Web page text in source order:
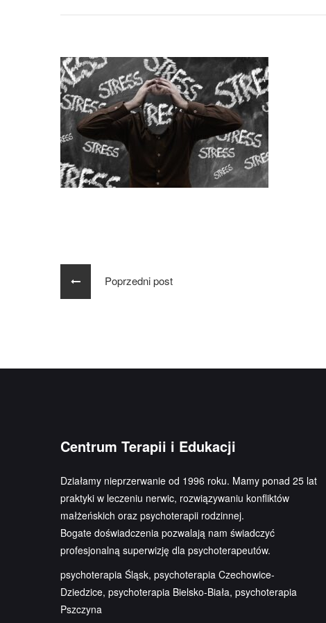
Poprzedni post
Centrum Terapii i Edukacji
Działamy nieprzerwanie od 1996 roku. Mamy ponad 25 lat
praktyki w leczeniu nerwic, rozwiązywaniu konfliktów
małżeńskich oraz psychoterapii rodzinnej.
Bogate doświadczenia pozwalają nam świadczyć
profesjonalną superwizję dla psychoterapeutów.
psychoterapia Śląsk, psychoterapia Czechowice-
Dziedzice, psychoterapia Bielsko-Biała, psychoterapia
Pszczyna